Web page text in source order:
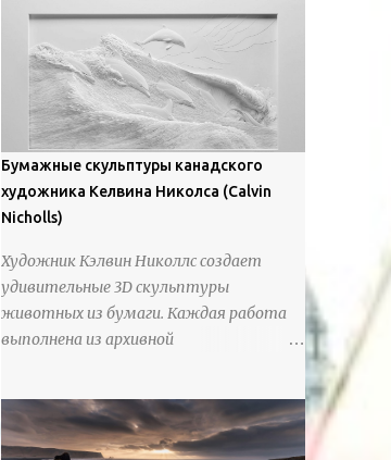
предлагают зрителям незаконченный
рассказ, который усиливается его
уникальной манерой использования
освещения". Для просмотра всех работ,
посетите страницу –
https://www.artfinder.com/artist/takayuki-
harada/about/#/
Бумажные скульптуры канадского
художника Келвина Николса (Calvin
Nicholls)
Художник Кэлвин Николлс создает
удивительные 3D скульптуры
животных из бумаги. Каждая работа
выполнена из архивной
выцветание. Николлс использует
крошечные количества клея для